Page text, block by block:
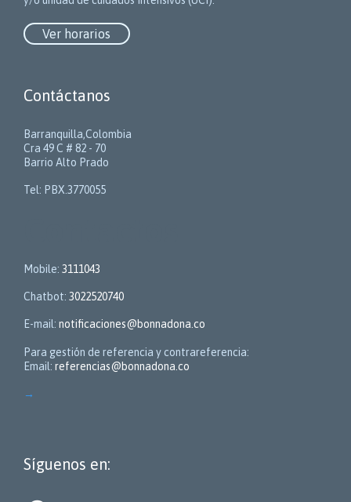
Ver horarios
Contáctanos
Barranquilla,Colombia
Cra 49 C # 82 - 70
Barrio Alto Prado
Tel: PBX.3770055
Mobile: 3111043
Chatbot: 3022520740
E-mail: notificaciones@bonnadona.co
Para gestión de referencia y contrareferencia:
Email: referencias@bonnadona.co
→
Síguenos en: